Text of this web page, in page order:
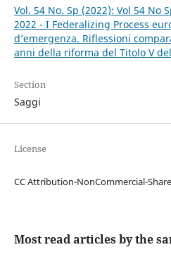
Vol. 54 No. Sp (2022): Vol 54 No
2022 - I Federalizing Process
d’emergenza. Riflessioni
anni della riforma del Titolo V
Section
Saggi
License
CC Attribution-NonCommercial-
Most read articles by the